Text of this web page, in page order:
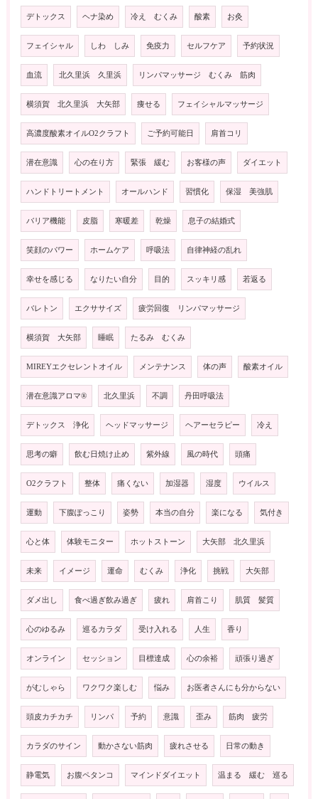
デトックス ヘナ染め 冷え むくみ 酸素 お灸
フェイシャル しわ しみ 免疫力 セルフケア 予約状況
血流 北久里浜 久里浜 リンパマッサージ むくみ 筋肉
横須賀 北久里浜 大矢部 痩せる フェイシャルマッサージ
高濃度酸素オイルO2クラフト ご予約可能日 肩首コリ
潜在意識 心の在り方 緊張 緩む お客様の声 ダイエット
ハンドトリートメント オールハンド 習慣化 保湿 美強肌
バリア機能 皮脂 寒暖差 乾燥 息子の結婚式
笑顔のパワー ホームケア 呼吸法 自律神経の乱れ
幸せを感じる なりたい自分 目的 スッキリ感 若返る
バレトン エクササイズ 疲労回復 リンパマッサージ
横須賀 大矢部 睡眠 たるみ むくみ
MIREYエクセレントオイル メンテナンス 体の声 酸素オイル
潜在意識アロマ®️ 北久里浜 不調 丹田呼吸法
デトックス 浄化 ヘッドマッサージ ヘアーセラピー 冷え
思考の癖 飲む日焼け止め 紫外線 風の時代 頭痛
O2クラフト 整体 痛くない 加湿器 湿度 ウイルス
運動 下腹ぽっこり 姿勢 本当の自分 楽になる 気付き
心と体 体験モニター ホットストーン 大矢部 北久里浜
未来 イメージ 運命 むくみ 浄化 挑戦 大矢部
ダメ出し 食べ過ぎ飲み過ぎ 疲れ 肩首こり 肌質 髪質
心のゆるみ 巡るカラダ 受け入れる 人生 香り
オンライン セッション 目標達成 心の余裕 頑張り過ぎ
がむしゃら ワクワク楽しむ 悩み お医者さんにも分からない
頭皮カチカチ リンパ 予約 意識 歪み 筋肉 疲労
カラダのサイン 動かさない筋肉 疲れさせる 日常の動き
静電気 お腹ペタンコ マインドダイエット 温まる 緩む 巡る